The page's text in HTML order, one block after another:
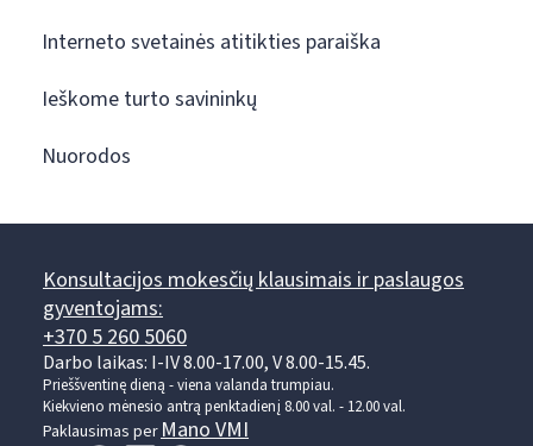
Interneto svetainės atitikties paraiška
Ieškome turto savininkų
Nuorodos
Konsultacijos mokesčių klausimais ir paslaugos
gyventojams:
+370 5 260 5060
Darbo laikas: I-IV 8.00-17.00, V 8.00-15.45.
Prieššventinę dieną - viena valanda trumpiau.
Kiekvieno mėnesio antrą penktadienį 8.00 val. - 12.00 val.
Paklausimas perMano VMI